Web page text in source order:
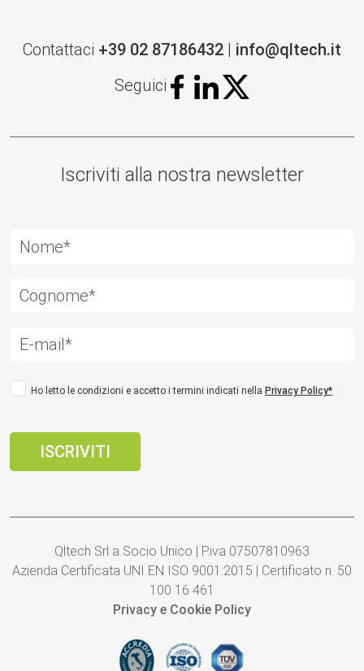
Contattaci +39 02 87186432 | info@qltech.it
Seguici
Iscriviti alla nostra newsletter
Ho letto le condizioni e accetto i termini indicati nella Privacy Policy*
Qltech Srl a Socio Unico | P.iva 07507810963
Azienda Certificata UNI EN ISO 9001:2015 | Certificato n. 50
100 16 461
Privacy e Cookie Policy